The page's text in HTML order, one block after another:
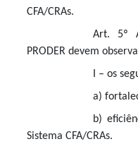
CFA/CRAs.
Art. 5º
PRODER devem
I – os
a)
b)
Sistema CFA/CRAs.